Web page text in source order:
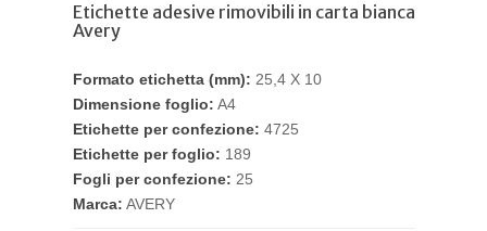
Etichette adesive rimovibili in carta bianca
Avery
Formato etichetta (mm): 25,4 X 10
Dimensione foglio: A4
Etichette per confezione: 4725
Etichette per foglio: 189
Fogli per confezione: 25
Marca: AVERY